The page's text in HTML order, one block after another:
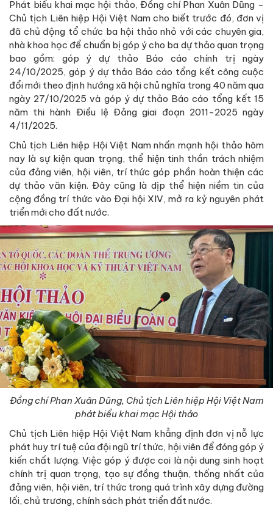
Phát biểu khai mạc hội thảo, Đồng chí Phan Xuân Dũng -
Chủ tịch Liên hiệp Hội Việt Nam cho biết trước đó, đơn vị
đã chủ động tổ chức ba hội thảo nhỏ với các chuyên gia,
nhà khoa học để chuẩn bị góp ý cho ba dự thảo quan trọng
bao gồm: góp ý dự thảo Báo cáo chính trị ngày
24/10/2025, góp ý dự thảo Báo cáo tổng kết công cuộc
đổi mới theo định hướng xã hội chủ nghĩa trong 40 năm qua
ngày 27/10/2025 và góp ý dự thảo Báo cáo tổng kết 15
năm thi hành Điều lệ Đảng giai đoạn 2011-2025 ngày
4/11/2025.
Chủ tịch Liên hiệp Hội Việt Nam nhấn mạnh hội thảo hôm
nay là sự kiện quan trọng, thể hiện tinh thần trách nhiệm
của đảng viên, hội viên, trí thức góp phần hoàn thiện các
dự thảo văn kiện. Đây cũng là dịp thể hiện niềm tin của
cộng đồng trí thức vào Đại hội XIV, mở ra kỷ nguyên phát
triển mới cho đất nước.
Đồng chí Phan Xuân Dũng, Chủ tịch Liên hiệp Hội Việt Nam
phát biểu khai mạc Hội thảo
Chủ tịch Liên hiệp Hội Việt Nam khẳng định đơn vị nỗ lực
phát huy trí tuệ của đội ngũ trí thức, hội viên để đóng góp ý
kiến chất lượng. Việc góp ý được coi là nội dung sinh hoạt
chính trị quan trọng, tạo sự đồng thuận, thống nhất của
đảng viên, hội viên, trí thức trong quá trình xây dựng đường
lối, chủ trương, chính sách phát triển đất nước.